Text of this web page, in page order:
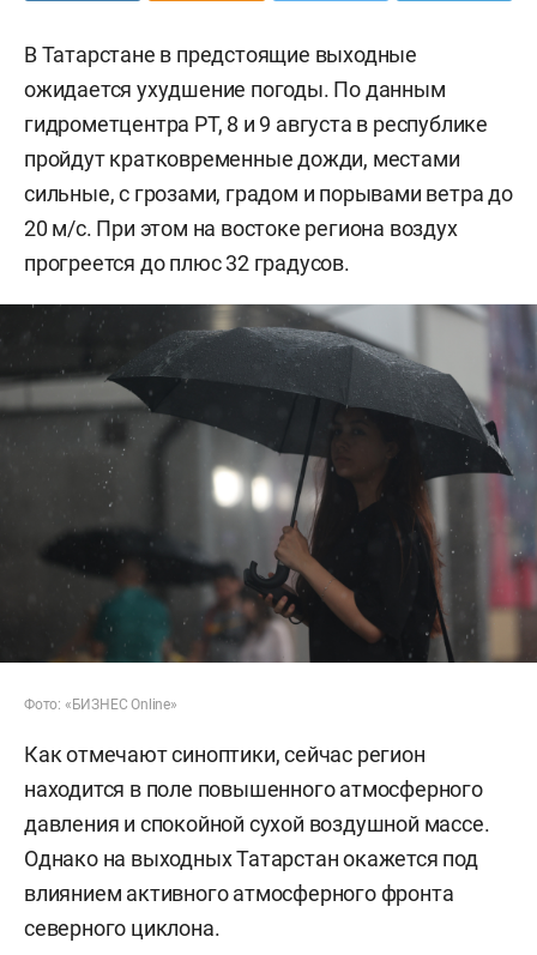
В Татарстане в предстоящие выходные
ожидается ухудшение погоды. По данным
гидрометцентра РТ, 8 и 9 августа в республике
пройдут кратковременные дожди, местами
сильные, с грозами, градом и порывами ветра до
20 м/с. При этом на востоке региона воздух
прогреется до плюс 32 градусов.
Фото: «БИЗНЕС Online»
Как отмечают синоптики, сейчас регион
находится в поле повышенного атмосферного
давления и спокойной сухой воздушной массе.
Однако на выходных Татарстан окажется под
влиянием активного атмосферного фронта
северного циклона.